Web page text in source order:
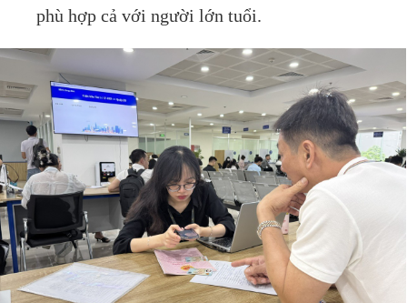
phù hợp cả với người lớn tuổi.